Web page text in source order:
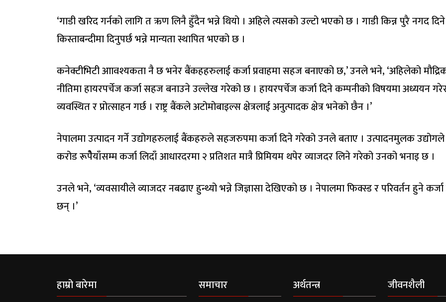
‘गाडी खरिद गर्नको लागि त ऋण लिनै हुँदैन भन्ने थियो । अहिले त्यसको उल्टो भएको छ । गाडी किन्न पुरै नगद
किस्ताबन्दीमा दिनुपर्छ भन्ने मान्यता स्थापित भएको छ ।
कनेक्टीभिटी आावश्यकता नै छ भनेर बैंकहहरुलाई कर्जा प्रवाहमा सहज बनाएको छ,’ उनले भने, ‘अहिलेको
नीतिमा हायरपर्चेज कर्जा सहज बनाउने उल्लेख गरेको छ । हायरपर्चेज कर्जा दिने कम्पनीको विषयमा अध्ययन
व्यवस्थित र प्रोत्साहन गर्छ । राष्ट्र बैंकले अटोमोबाइल्स क्षेत्रलाई अनुत्पादक क्षेत्र भनेको छैन ।’
नेपालमा उत्पादन गर्ने उद्योगहरुलाई बैंकहरुले सहजरुपमा कर्जा दिने गरेको उनले बताए । उत्पादनमुलक
करोड रूपैेयाँसम्म कर्जा लिदाँ आधारदरमा २ प्रतिशत मात्रै प्रिमियम थपेर व्याजदर लिने गरेको उनको भनाइ छ ।
उनले भने, ‘व्यवसायीले व्याजदर नबढाए हुन्थ्यो भन्ने जिज्ञासा देखिएको छ । नेपालमा फिक्स्ड र परिवर्तन हुने
छन् ।’
हाम्रो बारेमा समाचार अर्थतन्त्र जीवनशैली